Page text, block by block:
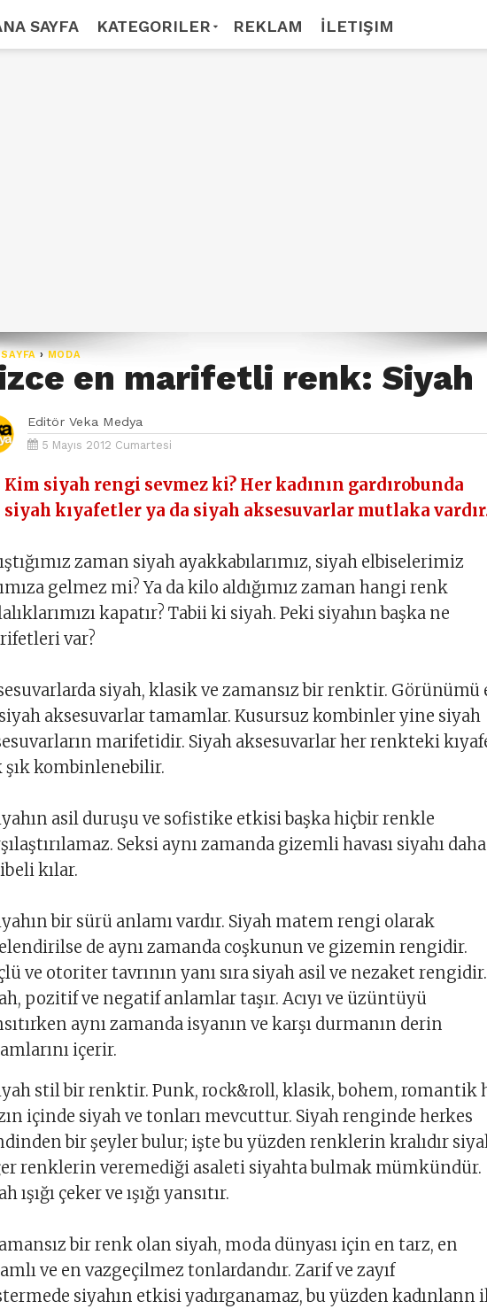
SAYFA KATEGORILER REKLAM İLETIŞIM
› MODA
en marifetli renk: Siyah
Editör Veka Medya
5 Mayıs 2012 Cumartesi
Kim siyah rengi sevmez ki? Her kadının gardırobunda
siyah kıyafetler ya da siyah aksesuvarlar mutlaka
zaman siyah ayakkabılarımız, siyah elbiselerimiz
gelmez mi? Ya da kilo aldığımız zaman hangi renk
kapatır? Tabii ki siyah. Peki siyahın başka ne
var?
siyah, klasik ve zamansız bir renktir. Görünümü
aksesuvarlar tamamlar. Kusursuz kombinler yine siyah
marifetidir. Siyah aksesuvarlar her renkteki
şık kombinlenebilir.
asil duruşu ve sofistike etkisi başka hiçbir renkle
Seksi aynı zamanda gizemli havası siyahı daha
kılar.
bir sürü anlamı vardır. Siyah matem rengi olarak
de aynı zamanda coşkunun ve gizemin rengidir.
ve otoriter tavrının yanı sıra siyah asil ve nezaket rengidir.
pozitif ve negatif anlamlar taşır. Acıyı ve üzüntüyü
aynı zamanda isyanın ve karşı durmanın derin
içerir.
stil bir renktir. Punk, rock&roll, klasik, bohem, romantik
içinde siyah ve tonları mevcuttur. Siyah renginde herkes
bir şeyler bulur; işte bu yüzden renklerin kralıdır
renklerin veremediği asaleti siyahta bulmak mümkündür.
ışığı çeker ve ışığı yansıtır.
bir renk olan siyah, moda dünyası için en tarz, en
ve en vazgeçilmez tonlardandır. Zarif ve zayıf
siyahın etkisi yadırganamaz, bu yüzden kadınlann